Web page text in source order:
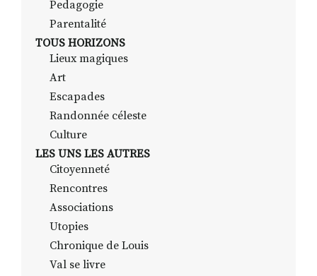
Pedagogie
Parentalité
TOUS HORIZONS
Lieux magiques
Art
Escapades
Randonnée céleste
Culture
LES UNS LES AUTRES
Citoyenneté
Rencontres
Associations
Utopies
Chronique de Louis
Val se livre